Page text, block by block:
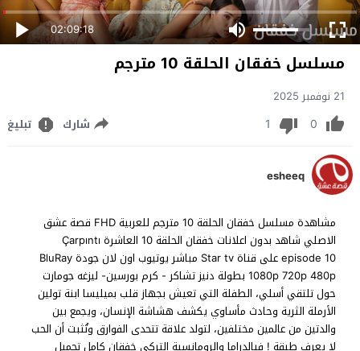
02:09:18
مسلسل خفقان الحلقة 10 مترجم
21 نوفمبر 2025
0
1 شارك تبليغ
esheeq
مشاهدة مسلسل خفقان الحلقة 10 مترجم للعربية FHD قصة عشق
الاصلي شاهد بدون اعلانات خفقان الحلقة 10 العاشرة Çarpıntı
episode 10 على قناة Star tv مباشر يوتيوب اون لان جودة BluRay
1080p 720p 480p بطولة دنيز تشاكر - كرم بورسين- ليزغه جومارت
حول تلتقي أسلي، الطفلة التي تعيش بجهاز قلب بميليسا ابنة تولين
الأرملة الثرية وحادث مأساوي يكشف هشاشة الإنسان، ويجمع بين
والدتين من عالمين مختلفين، لتولد علاقة تتحدى الفوارق وتُثبت أن الحب
لا يعرف طبقة ! فيالدراما والرومانسية التركي خفقان كامل تحميل